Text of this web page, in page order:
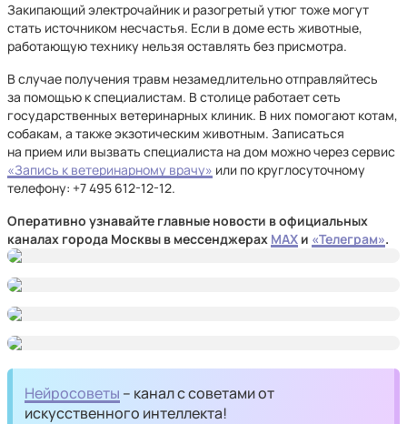
Закипающий электрочайник и разогретый утюг тоже могут
стать источником несчастья. Если в доме есть животные,
работающую технику нельзя оставлять без присмотра.
В случае получения травм незамедлительно отправляйтесь
за помощью к специалистам. В столице работает сеть
государственных ветеринарных клиник. В них помогают котам,
собакам, а также экзотическим животным. Записаться
на прием или вызвать специалиста на дом можно через сервис
«Запись к ветеринарному врачу» или по круглосуточному
телефону: +7 495 612⁠-12⁠-12.
Оперативно узнавайте главные новости в официальных
каналах города Москвы в мессенджерах MAX и «Телеграм».
Нейросоветы – канал с советами от
искусственного интеллекта!